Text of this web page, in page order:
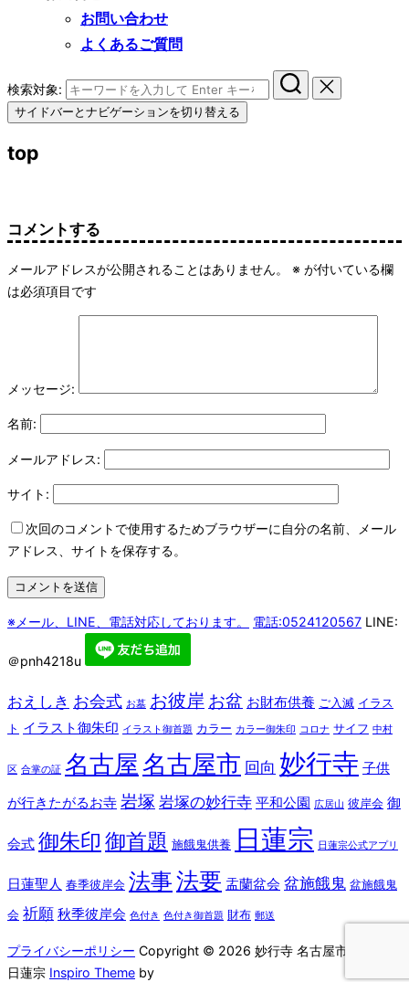
お問い合わせ
よくあるご質問
検索対象:
サイドバーとナビゲーションを切り替える
top
コメントする
メールアドレスが公開されることはありません。 ※ が付いている欄
は必須項目です
メッセージ:
名前:
メールアドレス:
サイト:
次回のコメントで使用するためブラウザーに自分の名前、メール
アドレス、サイトを保存する。
※メール、LINE、電話対応しております。 電話:0524120567 LINE:
＠pnh4218u
おえしき お会式 お墓 お彼岸 お盆 お財布供養 ご入滅 イラス
ト イラスト御朱印 イラスト御首題 カラー カラー御朱印 コロナ サイフ 中村
区 合掌の証 名古屋名古屋市 回向 妙行寺 子供
が行きたがるお寺 岩塚 岩塚の妙行寺 平和公園 広居山 彼岸会 御
会式 御朱印 御首題 施餓鬼供養 日蓮宗 日蓮宗公式アプリ
日蓮聖人 春季彼岸会 法事法要 盂蘭盆会 盆施餓鬼 盆施餓鬼
会 祈願 秋季彼岸会 色付き 色付き御首題 財布 郵送
プライバシーポリシー Copyright © 2026 妙行寺 名古屋市 中村区
日蓮宗 Inspiro Theme by